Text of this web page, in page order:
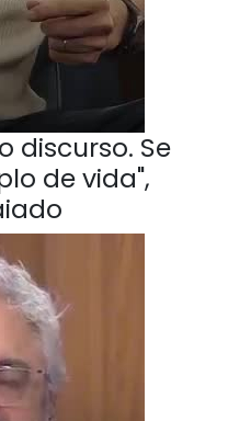
discurso. Se
de vida",